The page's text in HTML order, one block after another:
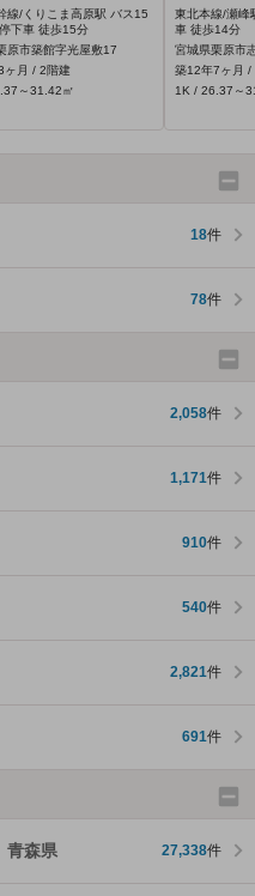
線/くりこま高原駅 バス15
下車 徒歩15分
原市築館字光屋敷17
ヶ月 / 2階建
～31.42㎡
東北本線/瀬峰
車 徒歩14分
宮城県栗原市
築12年7ヶ月 /
1K / 26.37～
18件
78件
2,058件
1,171件
910件
540件
2,821件
691件
青森県 27,338件